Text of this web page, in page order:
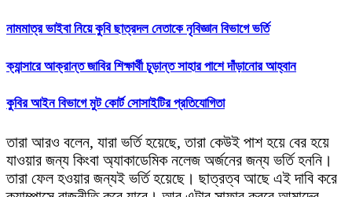
নামমাত্র ভাইবা নিয়ে কুবি ছাত্রদল নেতাকে নৃবিজ্ঞান বিভাগে ভর্তি
ক্যান্সারে আক্রান্ত জাবির শিক্ষার্থী চূড়ান্ত সাহার পাশে দাঁড়ানোর আহ্বান
কুবির আইন বিভাগে মুট কোর্ট সোসাইটির প্রতিযোগিতা
তারা আরও বলেন, যারা ভর্তি হয়েছে, তারা কেউই পাশ হয়ে বের হয়ে
যাওয়ার জন্য কিংবা অ্যাকাডেমিক নলেজ অর্জনের জন্য ভর্তি হননি।
তারা ফেল হওয়ার জন্যই ভর্তি হয়েছে। ছাত্রত্ব আছে এই দাবি করে